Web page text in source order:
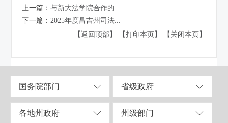
上一篇：与新大法学院合作的...
下一篇： 2025年度昌吉州司法...
【返回顶部】
【打印本页】 【关闭本页】
国务院部门 省级政府
各地州政府 州级部门